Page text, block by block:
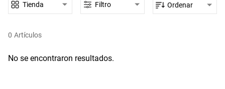
0 Artículos
Tienda Filtro Ordenar
No se encontraron resultados.